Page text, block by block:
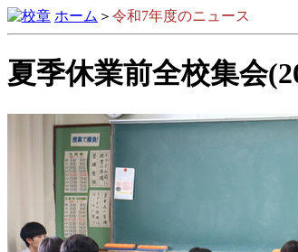
ホーム ＞ 令和7年度のニュース
夏季休業前全校集会